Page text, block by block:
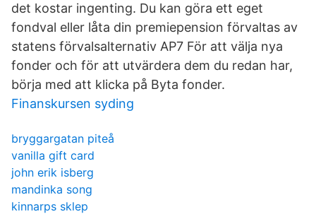
det kostar ingenting. Du kan göra ett eget
fondval eller låta din premiepension förvaltas av
statens förvalsalternativ AP7 För att välja nya
fonder och för att utvärdera dem du redan har,
börja med att klicka på Byta fonder.
Finanskursen syding
bryggargatan piteå
vanilla gift card
john erik isberg
mandinka song
kinnarps sklep